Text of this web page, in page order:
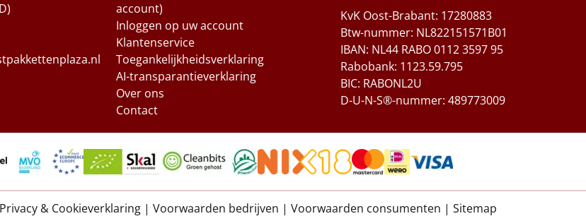
account)
Inloggen op uw account
Klantenservice
Toegankelijkheidsverklaring
AI-transparantieverklaring
Over ons
Contact
KvK Oost-Brabant: 17280883
Btw-nummer: NL822151571B01
IBAN: NL44 RABO 0112 3597 95
Rabobank: 1123.59.795
BIC: RABONL2U
D-U-N-S®-nummer: 489773009
Privacy & Cookieverklaring | Voorwaarden bedrijven | Voorwaarden consumenten | Sitemap